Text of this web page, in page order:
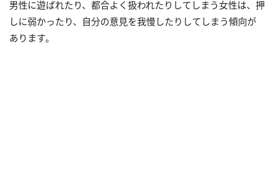
男性に遊ばれたり、都合よく扱われたりしてしまう女性は、押
しに弱かったり、自分の意見を我慢したりしてしまう傾向が
あります。